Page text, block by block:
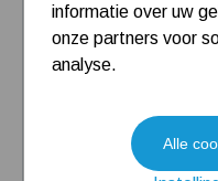
Dompelpomp
Pompput
Meest gelezen blogs
Tuin besproeien? Lees
informatie over uw
onze partners voor
analyse.
Alle